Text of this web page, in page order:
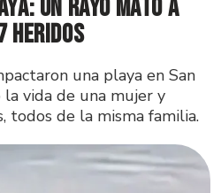
un rayo mató a
heridos
una playa en San
la vida de una mujer y
todos de la misma familia.